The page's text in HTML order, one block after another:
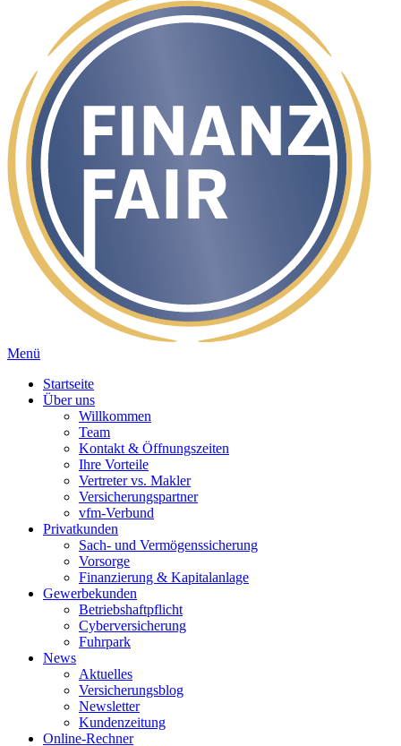
Menü
Startseite
Über uns
Willkommen
Team
Kontakt & Öffnungszeiten
Ihre Vorteile
Vertreter vs. Makler
Versicherungspartner
vfm-Verbund
Privatkunden
Sach- und Vermögenssicherung
Vorsorge
Finanzierung & Kapitalanlage
Gewerbekunden
Betriebshaftpflicht
Cyberversicherung
Fuhrpark
News
Aktuelles
Versicherungsblog
Newsletter
Kundenzeitung
Online-Rechner